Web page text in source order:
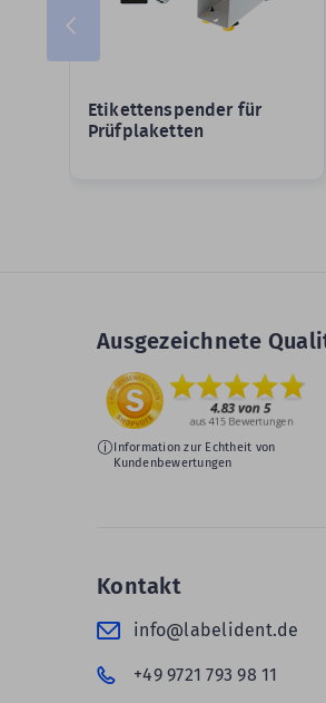
Etikettenspender für
Prüfplaketten
Ausgezeichnete
Information zur Echtheit von
Kundenbewertungen
Kontakt
info@labelident.de
+49 9721 793 98 11